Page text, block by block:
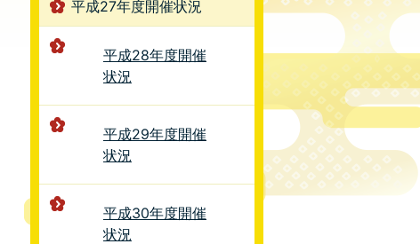
平成27年度開催状況
平成28年度開催
状況
平成29年度開催
状況
平成30年度開催
状況